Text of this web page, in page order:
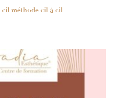
méthode cil à cil